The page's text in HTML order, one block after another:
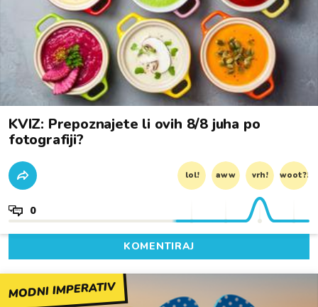
KVIZ: Prepoznajete li ovih 8/8 juha po
fotografiji?
lol! aww vrh! woot?!
0
KOMENTIRAJ
MODNI IMPERATIV